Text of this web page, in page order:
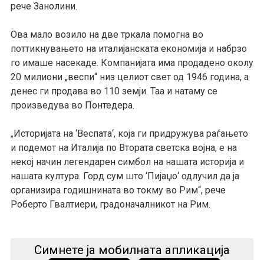
рече Занолини.
Ова мало возило на две тркала помогна во
поттикнувањето на италијанската економија и набрзо
го имаше насекаде. Компанијата има продадено околу
20 милиони „веспи“ низ целиот свет од 1946 година, а
денес ги продава во 110 земји. Таа и натаму се
произведува во Понтедера.
„Историјата на ‘Веспата‘, која ги придружува раѓањето
и подемот на Италија по Втората светска војна, е на
некој начин легендарен симбол на нашата историја и
нашата култура. Горд сум што ‘Пијаџо‘ одлучил да ја
организира годишнината во токму во Рим“, рече
Роберто Гвалтиери, градоначалникот на Рим.
Симнете ја мобилната апликација